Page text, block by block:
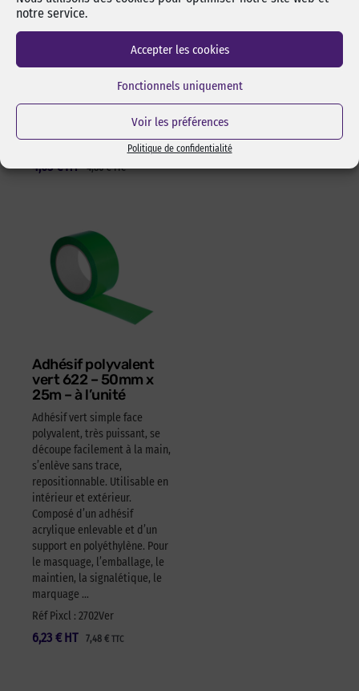
notre service.
Accepter les cookies
Fonctionnels uniquement
Voir les préférences
Politique de confidentialité
by-pixcl en spray de
50 ml
Spray de 50 ml d’alcool
l’assemblage pas collage ou
Réf Pixcl : ALISPIXSPR005
4,05€ 4,86€TTC
HT
17,5 mm SK-4 Green
Green pour lames 17,5 mm.
ABS 100% recyclé. Ambidextre.
Réf Pixcl : OLFA175SK4
15,05€ 18,06€TTC
HT
Adhésif polyvalent
vert 622 – 50mm x
25m – à l’unité
Adhésif vert simple face
polyvalent, très puissant, se
découpe facilement à la main,
s’enlève sans trace,
repositionnable. Utilisable en
intérieur et extérieur.
Composé d’un adhésif
acrylique enlevable et d’un
support en polyéthylène. Pour
le masquage, l’emballage, le
maintien, la signalétique, le
marquage …
Réf Pixcl : 2702Ver
6,23 € 7,48 € TTC
HT